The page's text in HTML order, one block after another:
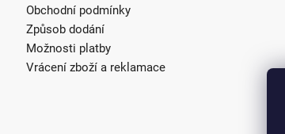
Obchodní podmínky
Způsob dodání
Možnosti platby
Vrácení zboží a reklamace